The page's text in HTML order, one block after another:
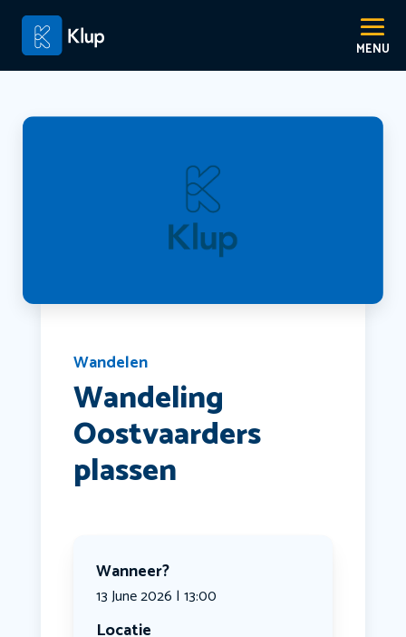
Wandelen
Wandeling
Oostvaarders
plassen
Wanneer?
13 June 2026 | 13:00
Locatie